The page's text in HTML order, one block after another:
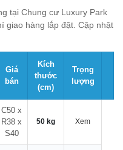
tại Chung cư Luxury Park
giao hàng lắp đặt. Cập nhật
Giá
bán
Kích
thước
(cm)
Trọng
lượng
C50 x
R38 x
S40
50 kg Xem